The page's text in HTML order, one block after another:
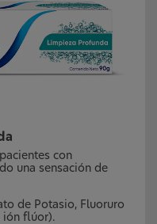
con
una sensación de
de Potasio, Fluoruro
ión flúor).